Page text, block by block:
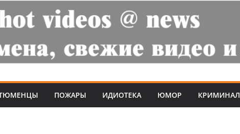
ПОЖАРЫ ИДИОТЕКА ЮМОР КРИМИНАЛ